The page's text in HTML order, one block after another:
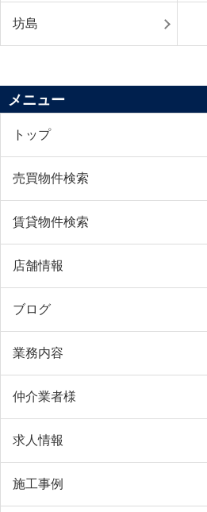
坊島
メニュー
トップ
売買物件検索
賃貸物件検索
店舗情報
ブログ
業務内容
仲介業者様
求人情報
施工事例